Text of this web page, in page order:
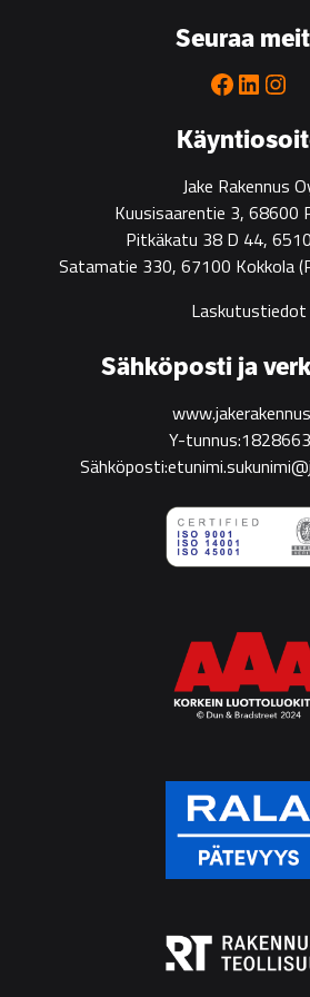
Jake Rakennus
Kuusisaarentie 3, 68600
Pitkäkatu 38 D 44,
Satamatie 330, 67100 Kokkola
Laskutustiedot
Seuraa
Facebook
LinkedIn
Sähköposti ja
Y-